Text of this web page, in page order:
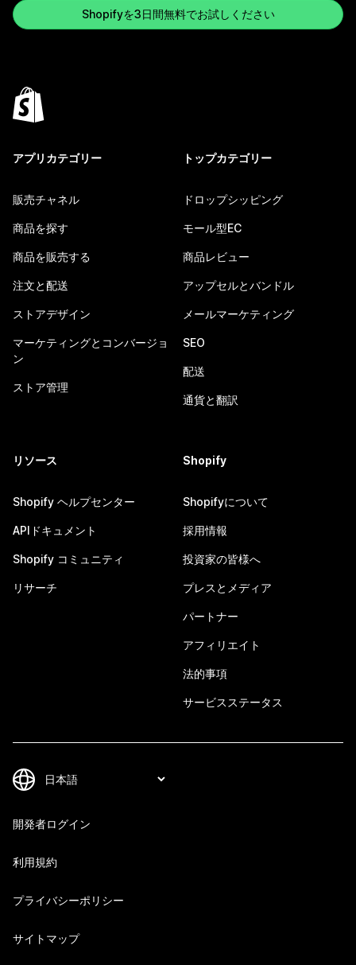
Shopifyを3日間無料でお試しください
アプリカテゴリー
販売チャネル
商品を探す
商品を販売する
注文と配送
ストアデザイン
マーケティングとコンバージョ
ン
ストア管理
トップカテゴリー
ドロップシッピング
モール型EC
商品レビュー
アップセルとバンドル
メールマーケティング
SEO
配送
通貨と翻訳
リソース
Shopify ヘルプセンター
APIドキュメント
Shopify コミュニティ
リサーチ
Shopify
Shopifyについて
採用情報
投資家の皆様へ
プレスとメディア
パートナー
アフィリエイト
法的事項
サービスステータス
開発者ログイン
利用規約
プライバシーポリシー
サイトマップ